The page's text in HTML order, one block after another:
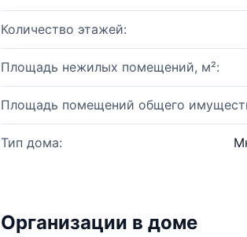
Количество этажей:
Площадь нежилых помещений, м²:
Площадь помещений общего
Тип дома:
Организации в доме